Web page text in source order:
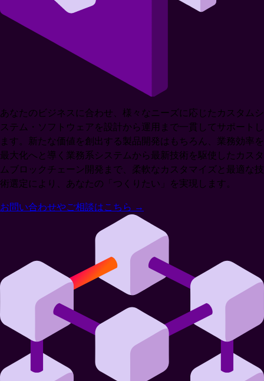
あなたのビジネスに合わせ、様々なニーズに応じたカスタムシ
ステム・ソフトウェアを設計から運用まで一貫してサポートし
ます。新たな価値を創出する製品開発はもちろん、業務効率を
最大化へと導く業務系システムから最新技術を駆使したカスタ
ムブロックチェーン開発まで、柔軟なカスタマイズと最適な技
術選定により、あなたの「つくりたい」を実現します。
お問い合わせやご相談はこちら →